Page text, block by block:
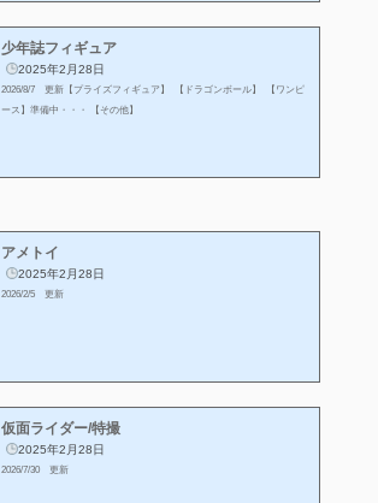
少年誌フィギュア
2025年2月28日
2026/8/7 更新【プライズフィギュア】 【ドラゴンボール】 【ワンピ
ース】準備中・・・ 【その他】
アメトイ
2025年2月28日
2026/2/5 更新
仮面ライダー/特撮
2025年2月28日
2026/7/30 更新